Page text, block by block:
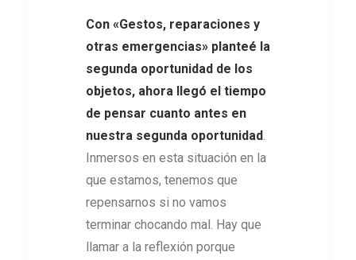
Con «Gestos, reparaciones y
otras emergencias» planteé la
segunda oportunidad de los
objetos, ahora llegó el tiempo
de pensar cuanto antes en
nuestra segunda oportunidad.
Inmersos en esta situación en la
que estamos, tenemos que
repensarnos si no vamos
terminar chocando mal. Hay que
llamar a la reflexión porque